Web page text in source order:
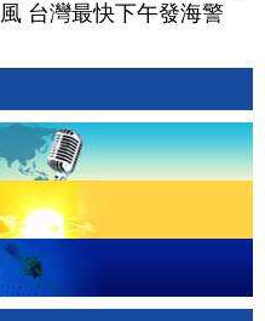
風 台灣最快下午發海警